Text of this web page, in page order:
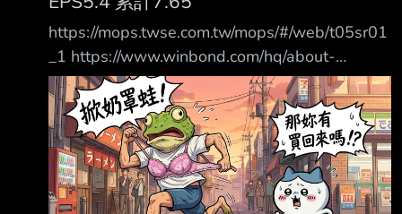
https://mops.twse.com.tw/mops/#/web/t05sr01
_1 https://www.winbond.com/hq/about-
winbond/investor/investor-conference/ ?
__locale=zh_TW 1.提報董事會或經董事會決議
日期:115/08/06 2.審計委員會通過日
期:115/08/06 3.財務報告或年度自結財務資訊報
導期間 起訖日期
(XXX/XX/XX~XXX/XX/XX):115/01/01~115/06/